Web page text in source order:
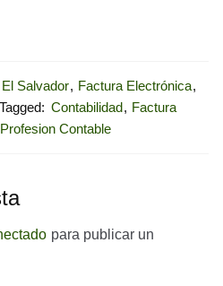
El Salvador, Factura Electrónica,
Tagged: Contabilidad, Factura
Profesion Contable
para publicar un